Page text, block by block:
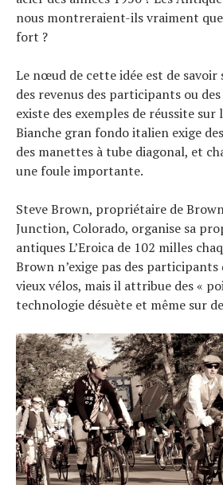
nous montreraient-ils vraiment
fort ?
Le nœud de cette idée est de savoir
des revenus des participants ou
existe des exemples de réussite sur
Bianche gran fondo italien exige
des manettes à tube diagonal, et
une foule importante.
Steve Brown, propriétaire de
Junction, Colorado, organise sa
antiques L’Eroica de 102 milles
Brown n’exige pas des
vieux vélos, mais il attribue des «
technologie désuète et même sur